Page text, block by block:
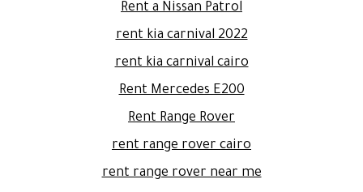
Rent a Nissan Patrol
rent kia carnival 2022
rent kia carnival cairo
Rent Mercedes E200
Rent Range Rover
rent range rover cairo
rent range rover near me